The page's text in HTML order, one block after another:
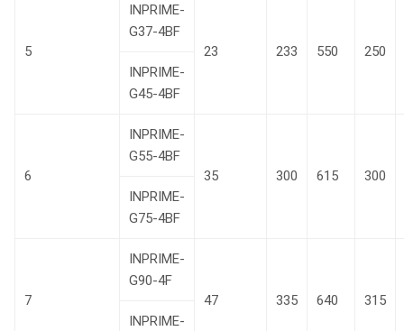
5
INPRIME-
G37-4BF
23
233 550
250
INPRIME-
G45-4BF
6
INPRIME-
G55-4BF
35
300 615
300
INPRIME-
G75-4BF
7
INPRIME-
G90-4F
47
335 640
315
INPRIME-